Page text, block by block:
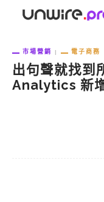
市場營銷 電子商務
出句聲就找
Analytics 新